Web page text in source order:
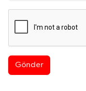
Gönder